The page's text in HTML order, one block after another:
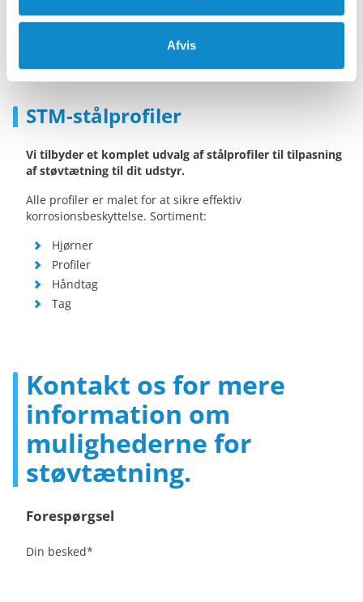
Afvis
STM-stålprofiler
Vi tilbyder et komplet udvalg af stålprofiler til tilpasning
af støvtætning til dit udstyr.
Alle profiler er malet for at sikre effektiv
korrosionsbeskyttelse. Sortiment:
Hjørner
Profiler
Håndtag
Tag
Kontakt os for mere
information om
mulighederne for
støvtætning.
Forespørgsel
Din besked*